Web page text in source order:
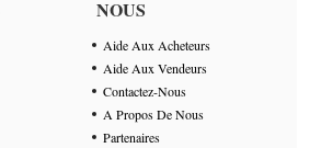
NOUS
Aide Aux Acheteurs
Aide Aux Vendeurs
Contactez-Nous
A Propos De Nous
Partenaires